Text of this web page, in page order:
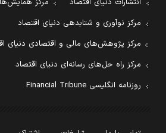
انتشارات دنیای اقتصاد
مرکز
مرکز نوآوری و شتابدهی دنیای اقتصاد
مرکز پژوهش‌های مالی و اقتصادی دنیای
مرکز راه حل‌های رسانه‌ای دنیای اقتصاد
روزنامه انگلیسی Financial Tribune